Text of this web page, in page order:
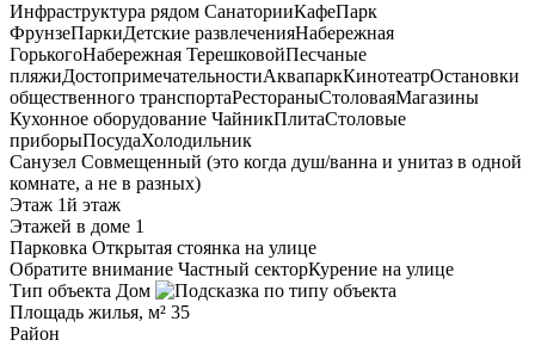
Инфраструктура рядом СанаторииКафеПарк
ФрунзеПаркиДетские развлеченияНабережная
ГорькогоНабережная ТерешковойПесчаные
пляжиДостопримечательностиАквапаркКинотеатрОстановки
общественного транспортаРестораныСтоловаяМагазины
Кухонное оборудование ЧайникПлитаСтоловые
приборыПосудаХолодильник
Санузел Совмещенный (это когда душ/ванна и унитаз в одной
комнате, а не в разных)
Этаж 1й этаж
Этажей в доме 1
Парковка Открытая стоянка на улице
Обратите внимание Частный секторКурение на улице
Тип объекта Дом
Площадь жилья, м² 35
Район